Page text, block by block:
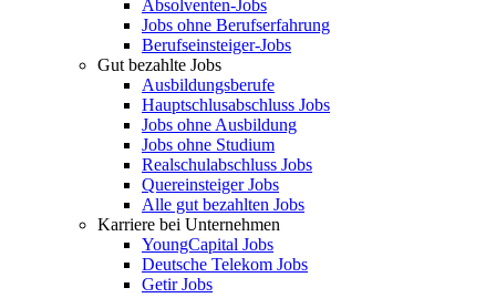
Absolventen-Jobs
Jobs ohne Berufserfahrung
Berufseinsteiger-Jobs
Gut bezahlte Jobs
Ausbildungsberufe
Hauptschlusabschluss Jobs
Jobs ohne Ausbildung
Jobs ohne Studium
Realschulabschluss Jobs
Quereinsteiger Jobs
Alle gut bezahlten Jobs
Karriere bei Unternehmen
YoungCapital Jobs
Deutsche Telekom Jobs
Getir Jobs